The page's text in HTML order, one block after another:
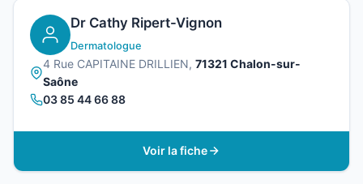
Dr Cathy Ripert-Vignon
Dermatologue
4 Rue CAPITAINE DRILLIEN, 71321 Chalon-sur-
Saône
03 85 44 66 88
Voir la fiche